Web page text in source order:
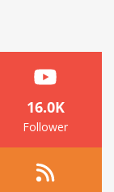
16.0K
Follower